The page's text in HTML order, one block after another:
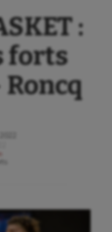
:
forts
Roncq